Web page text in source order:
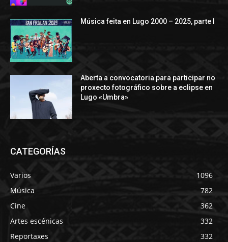
Música feita en Lugo 2000 – 2025, parte I
Aberta a convocatoria para participar no
proxecto fotográfico sobre a eclipse en
Lugo «Umbra»
CATEGORÍAS
Varios
1096
Música
782
Cine
362
Artes escénicas
332
Reportaxes
332